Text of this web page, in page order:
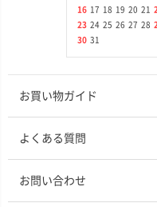
16 17 18 19 20 21
23 24 25 26 27 28
30 31
お買い物ガイド
よくある質問
お問い合わせ